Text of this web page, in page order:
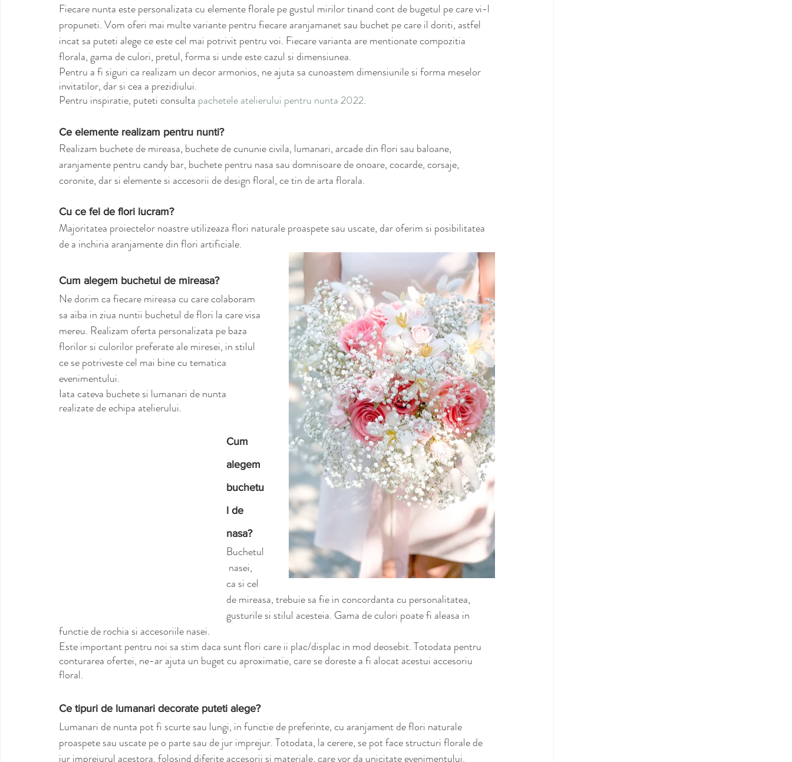
Fiecare nunta este personalizata cu elemente florale pe gustul mirilor tinand cont de bugetul pe care vi-l
propuneti. Vom oferi mai multe variante pentru fiecare aranjamanet sau buchet pe care il doriti, astfel
incat sa puteti alege ce este cel mai potrivit pentru voi. Fiecare varianta are mentionate compozitia
florala, gama de culori, pretul, forma si unde este cazul si dimensiunea.
Pentru a fi siguri ca realizam un decor armonios, ne ajuta sa cunoastem dimensiunile si forma meselor
invitatilor, dar si cea a prezidiului.
Pentru inspiratie, puteti consulta pachetele atelierului pentru nunta 2022.
Ce elemente realizam pentru nunti?
Realizam buchete de mireasa, buchete de cununie civila, lumanari, arcade din flori sau baloane,
aranjamente pentru candy bar, buchete pentru nasa sau domnisoare de onoare, cocarde, corsaje,
coronite, dar si elemente si accesorii de design floral, ce tin de arta florala.
Cu ce fel de flori lucram?
Majoritatea proiectelor noastre utilizeaza flori naturale proaspete sau uscate, dar oferim si posibilitatea
de a inchiria aranjamente din flori artificiale.
Cum alegem buchetul de mireasa?
Ne dorim ca fiecare mireasa cu care colaboram
sa aiba in ziua nuntii buchetul de flori la care visa
mereu. Realizam oferta personalizata pe baza
florilor si culorilor preferate ale miresei, in stilul
ce se potriveste cel mai bine cu tematica
evenimentului.
Iata cateva buchete si lumanari de nunta
realizate de echipa atelierului.
Cum
alegem
buchetu
l de
nasa?
Buchetul
nasei,
ca si cel
de mireasa, trebuie sa fie in concordanta cu personalitatea,
gusturile si stilul acesteia. Gama de culori poate fi aleasa in
functie de rochia si accesoriile nasei.
Este important pentru noi sa stim daca sunt flori care ii plac/displac in mod deosebit. Totodata pentru
conturarea ofertei, ne-ar ajuta un buget cu aproximatie, care se doreste a fi alocat acestui accesoriu
floral.
Ce tipuri de lumanari decorate puteti alege?
Lumanari de nunta pot fi scurte sau lungi, in functie de preferinte, cu aranjament de flori naturale
proaspete sau uscate pe o parte sau de jur imprejur. Totodata, la cerere, se pot face structuri florale de
jur imprejurul acestora, folosind diferite accesorii si materiale, care vor da unicitate evenimentului.